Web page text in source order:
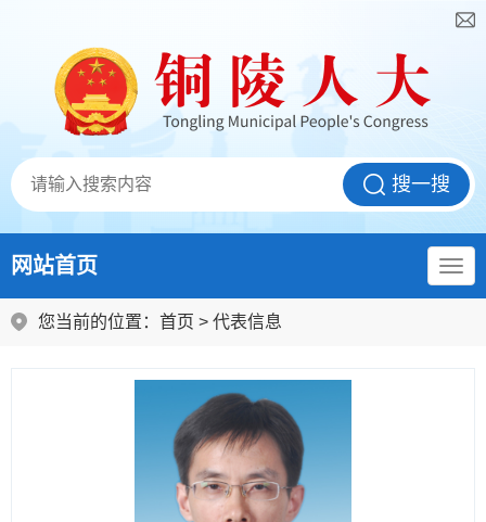
网站首页
您当前的位置： 首页 > 代表信息